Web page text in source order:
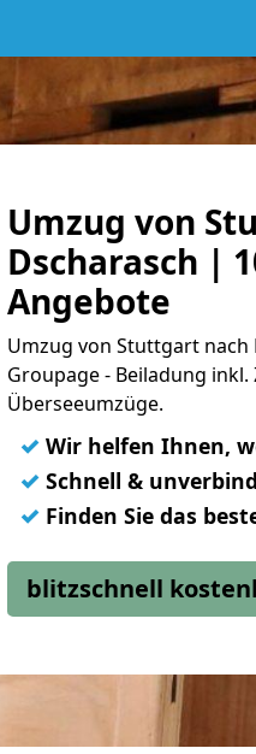
Umzug von
Dscharasch |
Angebote
Umzug von Stuttgart nach
Groupage - Beiladung
Überseeumzüge.
✓ Wir helfen Ihnen,
✓ Schnell &
✓ Finden Sie das
blitzschnell